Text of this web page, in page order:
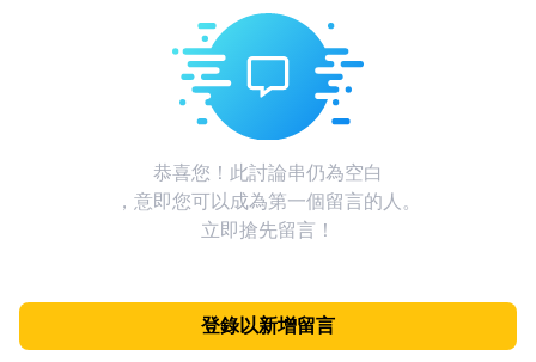
恭喜您！此討論串仍為空白
，意即您可以成為第一個留言的人。
立即搶先留言！
登錄以新增留言